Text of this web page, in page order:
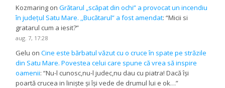
Kozmaring onGrătarul „scăpat din ochi” a provocat un incendiu
în județul Satu Mare. ,,Bucătarul” a fost amendat: “Micii si
gratarul cum a iesit?”
aug. 7, 17:28
Gelu onCine este bărbatul văzut cu o cruce în spate pe străzile
din Satu Mare. Povestea celui care spune că vrea să inspire
oamenii: “Nu-l cunosc,nu-l judec,nu dau cu piatra! Dacă își
poartă crucea in liniște și își vede de drumul lui e ok…”